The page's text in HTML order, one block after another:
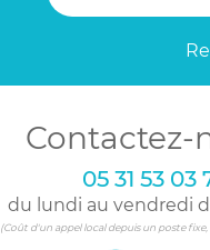
Contactez-
05 31 53 03
du lundi au vendredi
(Coût d'un appel local depuis un poste